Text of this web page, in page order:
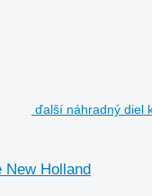
ďalší náhradný diel
New Holland